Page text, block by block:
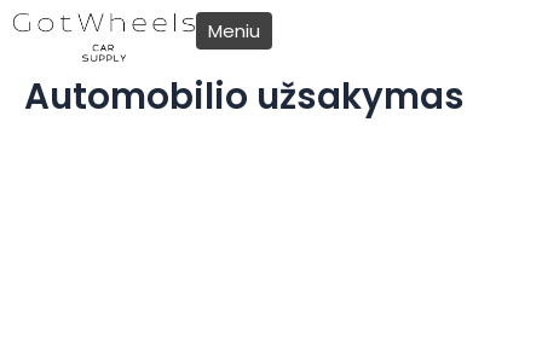
Pereiti
turinio
Meniu
Automobilio užsakymas